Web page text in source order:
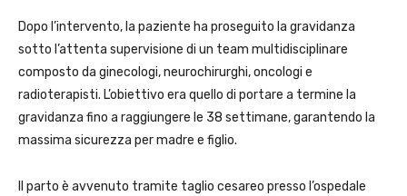
Dopo l’intervento, la paziente ha proseguito la gravidanza
sotto l’attenta supervisione di un team multidisciplinare
composto da ginecologi, neurochirurghi, oncologi e
radioterapisti. L’obiettivo era quello di portare a termine la
gravidanza fino a raggiungere le 38 settimane, garantendo la
massima sicurezza per madre e figlio.
Il parto è avvenuto tramite taglio cesareo presso l’ospedale